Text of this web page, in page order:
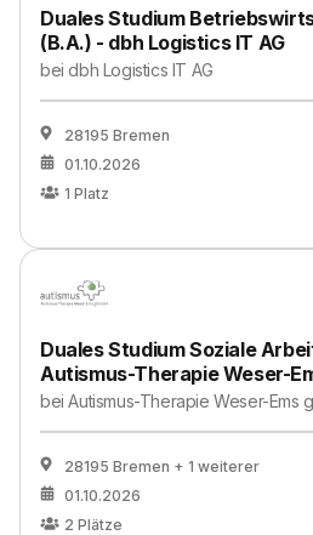
Duales Studium
(B.A.) - dbh Logistics IT AG
beidbh Logistics IT AG
28195 Bremen
01.10.2026
1 Platz
Duales Studium Soziale
Autismus-Therapie Weser-
beiAutismus-Therapie Weser-Ems
28195 Bremen + 1 weiterer
01.10.2026
2 Plätze